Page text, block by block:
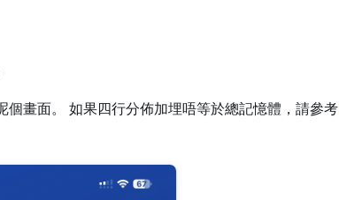
畫面。 如果四行分佈加埋唔等於總記憶體，請參考